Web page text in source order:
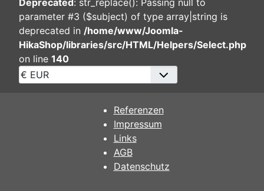
parameter #3 ($subject) of type array|string is
deprecated in /home/www/Joomla-
HikaShop/libraries/src/HTML/Helpers/Select.php
on line 140
Referenzen
Impressum
Links
AGB
Datenschutz